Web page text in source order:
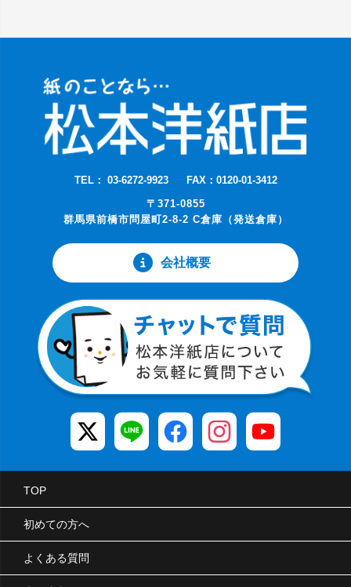
TEL： 03-6272-9923
FAX：0120-01-3412
〒371-0855
群馬県前橋市問屋町2-8-2 C倉庫（発送倉庫）
会社概要
TOP
初めての方へ
よくある質問